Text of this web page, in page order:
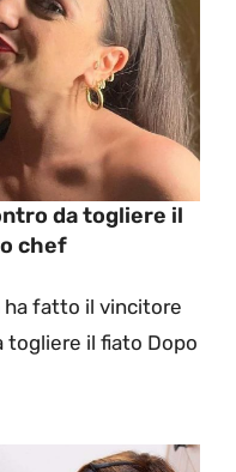
da togliere il
chef
ha fatto il vincitore
togliere il fiato Dopo